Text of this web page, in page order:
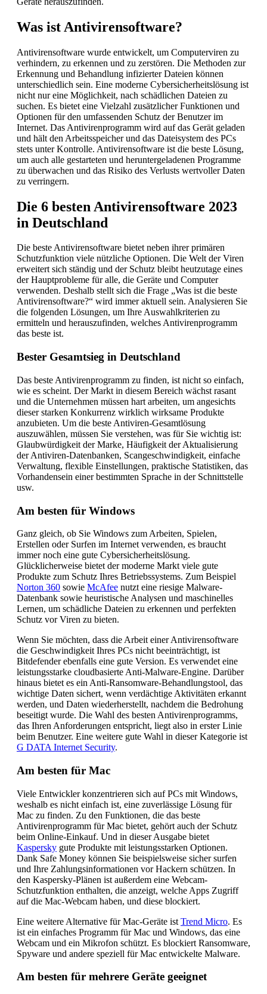
Was ist Antivirensoftware?
Antivirensoftware wurde entwickelt, um Computerviren zu
verhindern, zu erkennen und zu zerstören. Die Methoden zur
Erkennung und Behandlung infizierter Dateien können
unterschiedlich sein. Eine moderne Cybersicherheitslösung ist
nicht nur eine Möglichkeit, nach schädlichen Dateien zu
suchen. Es bietet eine Vielzahl zusätzlicher Funktionen und
Optionen für den umfassenden Schutz der Benutzer im
Internet. Das Antivirenprogramm wird auf das Gerät geladen
und hält den Arbeitsspeicher und das Dateisystem des PCs
stets unter Kontrolle. Antivirensoftware ist die beste Lösung,
um auch alle gestarteten und heruntergeladenen Programme
zu überwachen und das Risiko des Verlusts wertvoller Daten
zu verringern.
Die 6 besten Antivirensoftware 2023
in Deutschland
Die beste Antivirensoftware bietet neben ihrer primären
Schutzfunktion viele nützliche Optionen. Die Welt der Viren
erweitert sich ständig und der Schutz bleibt heutzutage eines
der Hauptprobleme für alle, die Geräte und Computer
verwenden. Deshalb stellt sich die Frage „Was ist die beste
Antivirensoftware?“ wird immer aktuell sein. Analysieren Sie
die folgenden Lösungen, um Ihre Auswahlkriterien zu
ermitteln und herauszufinden, welches Antivirenprogramm
das beste ist.
Bester Gesamtsieg in Deutschland
Das beste Antivirenprogramm zu finden, ist nicht so einfach,
wie es scheint. Der Markt in diesem Bereich wächst rasant
und die Unternehmen müssen hart arbeiten, um angesichts
dieser starken Konkurrenz wirklich wirksame Produkte
anzubieten. Um die beste Antiviren-Gesamtlösung
auszuwählen, müssen Sie verstehen, was für Sie wichtig ist:
Glaubwürdigkeit der Marke, Häufigkeit der Aktualisierung
der Antiviren-Datenbanken, Scangeschwindigkeit, einfache
Verwaltung, flexible Einstellungen, praktische Statistiken, das
Vorhandensein einer bestimmten Sprache in der Schnittstelle
usw.
Am besten für Windows
Ganz gleich, ob Sie Windows zum Arbeiten, Spielen,
Erstellen oder Surfen im Internet verwenden, es braucht
immer noch eine gute Cybersicherheitslösung.
Glücklicherweise bietet der moderne Markt viele gute
Produkte zum Schutz Ihres Betriebssystems. Zum Beispiel
Norton 360 sowie McAfee nutzt eine riesige Malware-
Datenbank sowie heuristische Analysen und maschinelles
Lernen, um schädliche Dateien zu erkennen und perfekten
Schutz vor Viren zu bieten.
Wenn Sie möchten, dass die Arbeit einer Antivirensoftware
die Geschwindigkeit Ihres PCs nicht beeinträchtigt, ist
Bitdefender ebenfalls eine gute Version. Es verwendet eine
leistungsstarke cloudbasierte Anti-Malware-Engine. Darüber
hinaus bietet es ein Anti-Ransomware-Behandlungstool, das
wichtige Daten sichert, wenn verdächtige Aktivitäten erkannt
werden, und Daten wiederherstellt, nachdem die Bedrohung
beseitigt wurde. Die Wahl des besten Antivirenprogramms,
das Ihren Anforderungen entspricht, liegt also in erster Linie
beim Benutzer. Eine weitere gute Wahl in dieser Kategorie ist
G DATA Internet Security.
Am besten für Mac
Viele Entwickler konzentrieren sich auf PCs mit Windows,
weshalb es nicht einfach ist, eine zuverlässige Lösung für
Mac zu finden. Zu den Funktionen, die das beste
Antivirenprogramm für Mac bietet, gehört auch der Schutz
beim Online-Einkauf. Und in dieser Ausgabe bietet
Kaspersky gute Produkte mit leistungsstarken Optionen.
Dank Safe Money können Sie beispielsweise sicher surfen
und Ihre Zahlungsinformationen vor Hackern schützen. In
den Kaspersky-Plänen ist außerdem eine Webcam-
Schutzfunktion enthalten, die anzeigt, welche Apps Zugriff
auf die Mac-Webcam haben, und diese blockiert.
Eine weitere Alternative für Mac-Geräte ist Trend Micro. Es
ist ein einfaches Programm für Mac und Windows, das eine
Webcam und ein Mikrofon schützt. Es blockiert Ransomware,
Spyware und andere speziell für Mac entwickelte Malware.
Am besten für mehrere Geräte geeignet